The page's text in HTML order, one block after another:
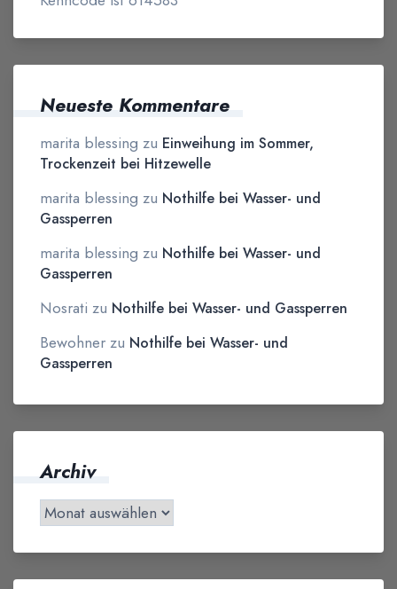
Neueste Kommentare
marita blessing zu Einweihung im Sommer,
Trockenzeit bei Hitzewelle
marita blessing zu Nothilfe bei Wasser- und
Gassperren
marita blessing zu Nothilfe bei Wasser- und
Gassperren
Nosrati zu Nothilfe bei Wasser- und Gassperren
Bewohnerzu Nothilfe bei Wasser- und
Gassperren
Archiv